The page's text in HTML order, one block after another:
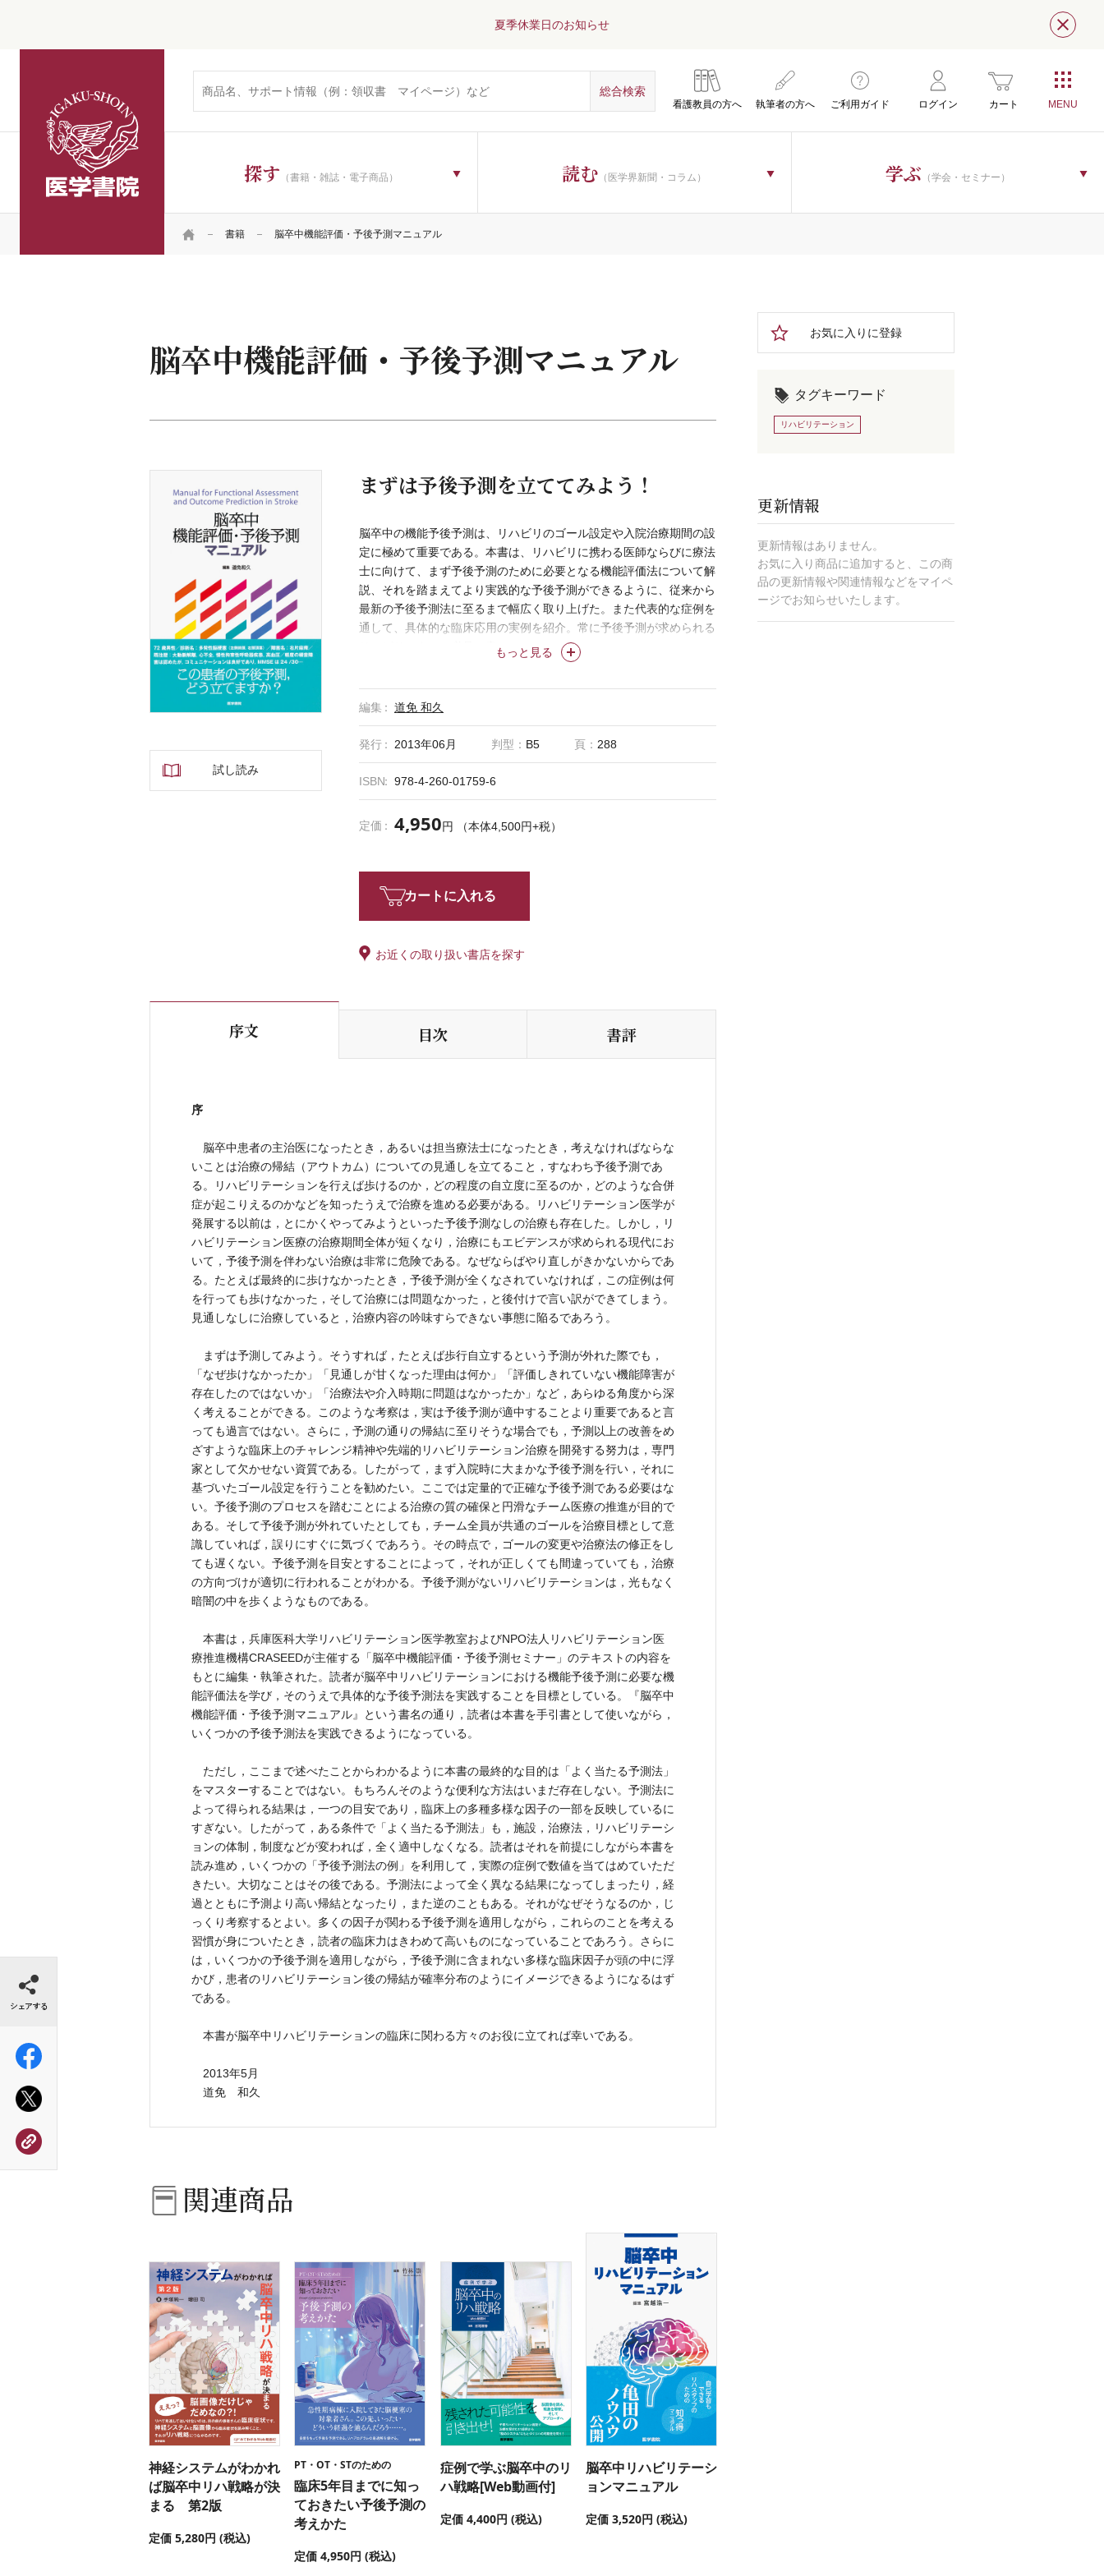
夏季休業日のお知らせ 閉じ
看護教員の方へ 執筆者の方へ ご利用ガイド ログイン カート
探す （書籍・雑誌・電子商品） 読む （医学界新聞・コラム） 学ぶ （学会・セミナー）
HOME 書籍 脳卒中機能評価・予後予測マニュアル
脳卒中機能評価・予後予測マニュアル
試し読み
まずは予後予測を立ててみよう！
もっと見る
脳卒中の機能予後予測は、リハビリのゴール設定や入院治療期間の設
定に極めて重要である。本書は、リハビリに携わる医師ならびに療法
士に向けて、まず予後予測のために必要となる機能評価法について解
説、それを踏まえてより実践的な予後予測ができるように、従来から
最新の予後予測法に至るまで幅広く取り上げた。また代表的な症例を
通して、具体的な臨床応用の実例を紹介。常に予後予測が求められる
リハビリスタッフ必見の書。
編集 道免 和久
発行 2013年06月 判型： B5 頁： 288
ISBN 978-4-260-01759-6
定価 4,950円 （本体4,500円+税）
カートに入れる
お近くの取り扱い書店を探す
序文 目次 書評
序
脳卒中患者の主治医になったとき，あるいは担当療法士になったとき，考えなければならな
いことは治療の帰結（アウトカム）についての見通しを立てること，すなわち予後予測であ
る。リハビリテーションを行えば歩けるのか，どの程度の自立度に至るのか，どのような合併
症が起こりえるのかなどを知ったうえで治療を進める必要がある。リハビリテーション医学が
発展する以前は，とにかくやってみようといった予後予測なしの治療も存在した。しかし，リ
ハビリテーション医療の治療期間全体が短くなり，治療にもエビデンスが求められる現代にお
いて，予後予測を伴わない治療は非常に危険である。なぜならばやり直しがきかないからであ
る。たとえば最終的に歩けなかったとき，予後予測が全くなされていなければ，この症例は何
を行っても歩けなかった，そして治療には問題なかった，と後付けで言い訳ができてしまう。
見通しなしに治療していると，治療内容の吟味すらできない事態に陥るであろう。
まずは予測してみよう。そうすれば，たとえば歩行自立するという予測が外れた際でも，
「なぜ歩けなかったか」「見通しが甘くなった理由は何か」「評価しきれていない機能障害が
存在したのではないか」「治療法や介入時期に問題はなかったか」など，あらゆる角度から深
く考えることができる。このような考察は，実は予後予測が適中することより重要であると言
っても過言ではない。さらに，予測の通りの帰結に至りそうな場合でも，予測以上の改善をめ
ざすような臨床上のチャレンジ精神や先端的リハビリテーション治療を開発する努力は，専門
家として欠かせない資質である。したがって，まず入院時に大まかな予後予測を行い，それに
基づいたゴール設定を行うことを勧めたい。ここでは定量的で正確な予後予測である必要はな
い。予後予測のプロセスを踏むことによる治療の質の確保と円滑なチーム医療の推進が目的で
ある。そして予後予測が外れていたとしても，チーム全員が共通のゴールを治療目標として意
識していれば，誤りにすぐに気づくであろう。その時点で，ゴールの変更や治療法の修正をし
ても遅くない。予後予測を目安とすることによって，それが正しくても間違っていても，治療
の方向づけが適切に行われることがわかる。予後予測がないリハビリテーションは，光もなく
暗闇の中を歩くようなものである。
本書は，兵庫医科大学リハビリテーション医学教室およびNPO法人リハビリテーション医
療推進機構CRASEEDが主催する「脳卒中機能評価・予後予測セミナー」のテキストの内容を
もとに編集・執筆された。読者が脳卒中リハビリテーションにおける機能予後予測に必要な機
能評価法を学び，そのうえで具体的な予後予測法を実践することを目標としている。『脳卒中
機能評価・予後予測マニュアル』という書名の通り，読者は本書を手引書として使いながら，
いくつかの予後予測法を実践できるようになっている。
ただし，ここまで述べたことからわかるように本書の最終的な目的は「よく当たる予測法」
をマスターすることではない。もちろんそのような便利な方法はいまだ存在しない。予測法に
よって得られる結果は，一つの目安であり，臨床上の多種多様な因子の一部を反映しているに
すぎない。したがって，ある条件で「よく当たる予測法」も，施設，治療法，リハビリテーシ
ョンの体制，制度などが変われば，全く適中しなくなる。読者はそれを前提にしながら本書を
読み進め，いくつかの「予後予測法の例」を利用して，実際の症例で数値を当てはめていただ
きたい。大切なことはその後である。予測法によって全く異なる結果になってしまったり，経
過とともに予測より高い帰結となったり，また逆のこともある。それがなぜそうなるのか，じ
っくり考察するとよい。多くの因子が関わる予後予測を適用しながら，これらのことを考える
習慣が身についたとき，読者の臨床力はきわめて高いものになっていることであろう。さらに
は，いくつかの予後予測を適用しながら，予後予測に含まれない多様な臨床因子が頭の中に浮
かび，患者のリハビリテーション後の帰結が確率分布のようにイメージできるようになるはず
である。
本書が脳卒中リハビリテーションの臨床に関わる方々のお役に立てれば幸いである。
2013年5月
道免 和久
関連商品
神経システムがわかれ
ば脳卒中リハ戦略が決
まる 第2版
定価 5,280円 (税込)
PT・OT・STのための
臨床5年目までに知っ
ておきたい予後予測の
考えかた
定価 4,950円 (税込)
症例で学ぶ脳卒中のリ
ハ戦略[Web動画付]
定価 4,400円 (税込)
脳卒中リハビリテーシ
ョンマニュアル
定価 3,520円 (税込)
お気に入りに登録
タグキーワード
リハビリテーション
更新情報
更新情報はありません。
お気に入り商品に追加すると、この商
品の更新情報や関連情報などをマイペ
ージでお知らせいたします。